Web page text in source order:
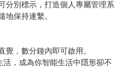
分別標示，打造個人專屬管理系
地保持連繫。
覺，數分鐘內即可啟用。
活，成為你智能生活中隱形卻不